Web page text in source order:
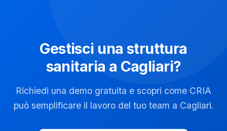
Gestisci una struttura
sanitaria a Cagliari?
Richiedi una demo gratuita e scopri come CRIA
può semplificare il lavoro del tuo team a Cagliari.